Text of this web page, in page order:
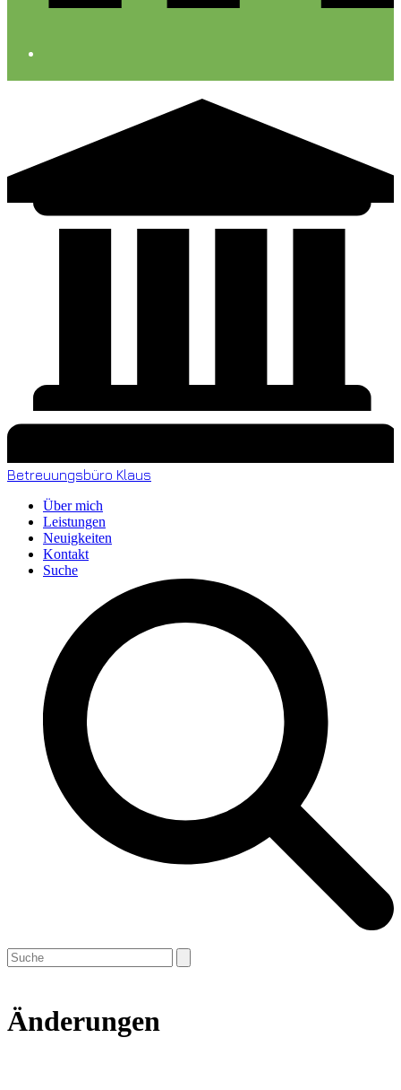
Betreuungsbüro Klaus
Über mich
Leistungen
Neuigkeiten
Kontakt
Suche
Open
mobile
Close
mobile
Search
Änderungen